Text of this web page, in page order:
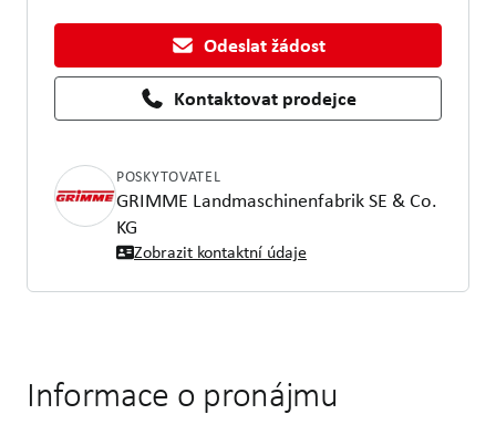
Odeslat žádost
Kontaktovat prodejce
POSKYTOVATEL
GRIMME Landmaschinenfabrik SE & Co.
KG
Zobrazit kontaktní údaje
Informace o pronájmu